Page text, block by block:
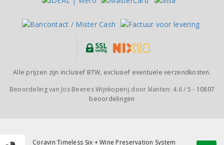
Coravin Timeless Six + Wine Preservation System
Alle prijzen zijn inclusief BTW, exclusief eventuele verzendkosten.
Beoordeling van Jos Beeres Wijnkoperij door klanten: 4.6/ 5 - 10897
beoordelingen